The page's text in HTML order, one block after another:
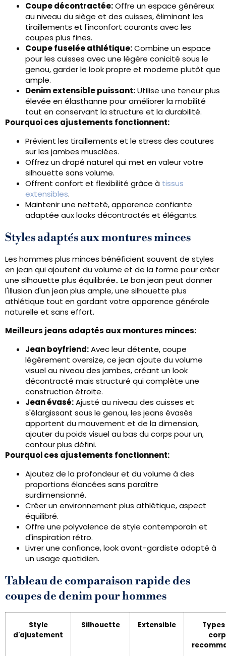
Coupe décontractée:Offre un espace généreux
au niveau du siège et des cuisses, éliminant les
tiraillements et l'inconfort courants avec les
coupes plus fines.
Coupe fuselée athlétique:Combine un espace
pour les cuisses avec une légère conicité sous le
genou, garder le look propre et moderne plutôt que
ample.
Denim extensible puissant:Utilise une teneur plus
élevée en élasthanne pour améliorer la mobilité
tout en conservant la structure et la durabilité.
Pourquoi ces ajustements fonctionnent:
Prévient les tiraillements et le stress des coutures
sur les jambes musclées.
Offrez un drapé naturel qui met en valeur votre
silhouette sans volume.
Offrent confort et flexibilité grâce à tissus
extensibles.
Maintenir une netteté, apparence confiante
adaptée aux looks décontractés et élégants.
Styles adaptés aux montures minces
Les hommes plus minces bénéficient souvent de styles
en jean qui ajoutent du volume et de la forme pour créer
une silhouette plus équilibrée.. Le bon jean peut donner
l'illusion d'un jean plus ample, une silhouette plus
athlétique tout en gardant votre apparence générale
naturelle et sans effort.
Meilleurs jeans adaptés aux montures minces:
Jean boyfriend:Avec leur détente, coupe
légèrement oversize, ce jean ajoute du volume
visuel au niveau des jambes, créant un look
décontracté mais structuré qui complète une
construction étroite.
Jean évasé:Ajusté au niveau des cuisses et
s'élargissant sous le genou, les jeans évasés
apportent du mouvement et de la dimension,
ajouter du poids visuel au bas du corps pour un,
contour plus défini.
Pourquoi ces ajustements fonctionnent:
Ajoutez de la profondeur et du volume à des
proportions élancées sans paraître
surdimensionné.
Créer un environnement plus athlétique, aspect
équilibré.
Offre une polyvalence de style contemporain et
d'inspiration rétro.
Livrer une confiance, look avant-gardiste adapté à
un usage quotidien.
Tableau de comparaison rapide des
coupes de denim pour hommes
Style
d'ajustement
Silhouette Extensible